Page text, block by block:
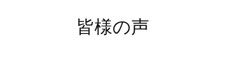
皆様の声